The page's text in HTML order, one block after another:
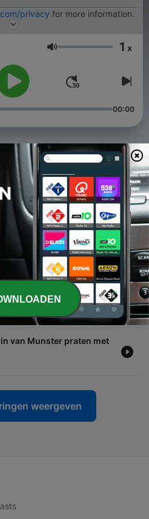
privacy for more information.
Volume 1 x
00:00
trifle
met Petra Possel
Provençaalse socca
van Munster praten met
weergeven